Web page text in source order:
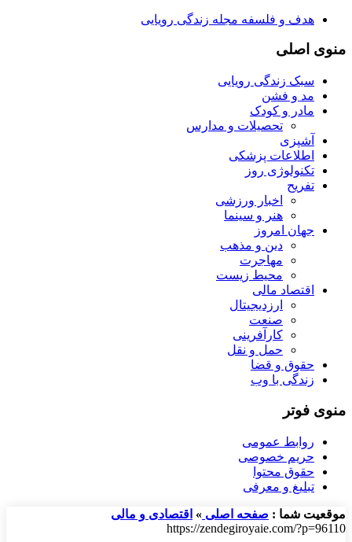
هدف و فلسفه مجله زندگی رویایی
منوی اصلی
سبک زندگی رویایی
مد و فشن
مادر و کودک
تحصیلات و مدارس
آشپزی
اطلاعات پزشکی
تکنولوژی روز
تفریح
اخبار ورزشی
هنر و سینما
جهان امروز
دین و مذهب
مهاجرت
محیط زیست
اقتصاد مالی
ارزدیجیتال
صنعت
کارآفرینی
حمل و نقل
حقوق و قضا
زندگی با وب
منوی فوتر
روابط عمومی
حریم خصوصی
حقوق محتوا
تبلیغ و معرفی
موقعیت شما : صفحه اصلی » اقتصادی و مالی
https://zendegiroyaie.com/?p=96110